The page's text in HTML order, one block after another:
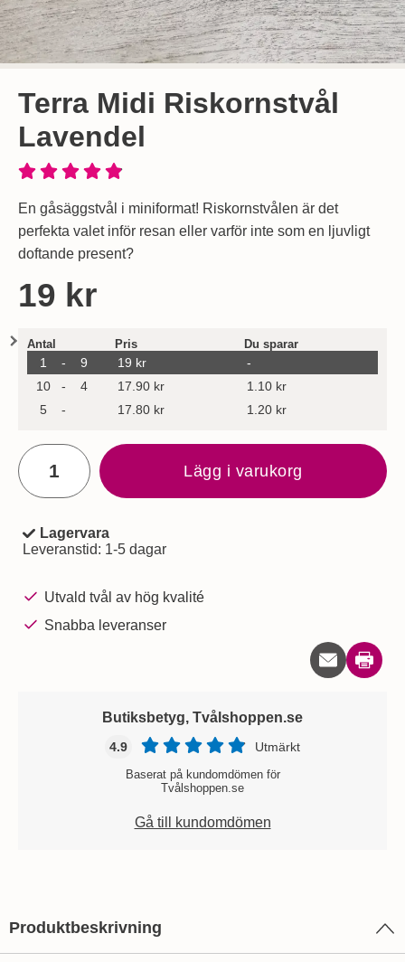
Terra Midi Riskornstvål
Lavendel
En gåsäggstvål i miniformat! Riskornstvålen är det
perfekta valet inför resan eller varför inte som en ljuvligt
doftande present?
Handla denna produkt Terra Midi Riskornstvål Lavendel
pris
19 kr
Mängdrabatt
Antal Pris Du sparar
1 - 9 19 kr
-
10
-
till 4 17.90 kr
1.10 kr
5
- 17.80 kr 1.20 kr
antal
Lägg i varukorg
Tillgänglighet:
Lagervara
Leveranstid: 1-5 dagar
Utvald tvål av hög kvalité
Snabba leveranser
Skriv
Butiksbetyg, Tvålshoppen.se
4.9 Utmärkt
Baserat på kundomdömen för
Tvålshoppen.se
Gå till kundomdömen
Produktbeskrivning